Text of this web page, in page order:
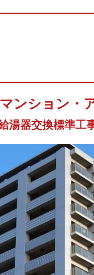
ンション・
湯器交換標準工